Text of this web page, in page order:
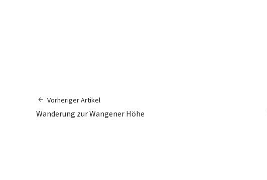
Vorheriger Artikel
Wanderung zur Wangener Höhe